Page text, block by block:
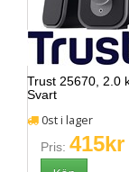
Trust 25670, 2.0
Svart
0st i lager
Pris: 415kr